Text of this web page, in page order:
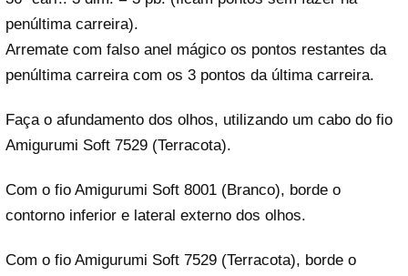
penúltima carreira).
Arremate com falso anel mágico os pontos restantes da
penúltima carreira com os 3 pontos da última carreira.
Faça o afundamento dos olhos, utilizando um cabo do fio
Amigurumi Soft 7529 (Terracota).
Com o fio Amigurumi Soft 8001 (Branco), borde o
contorno inferior e lateral externo dos olhos.
Com o fio Amigurumi Soft 7529 (Terracota), borde o